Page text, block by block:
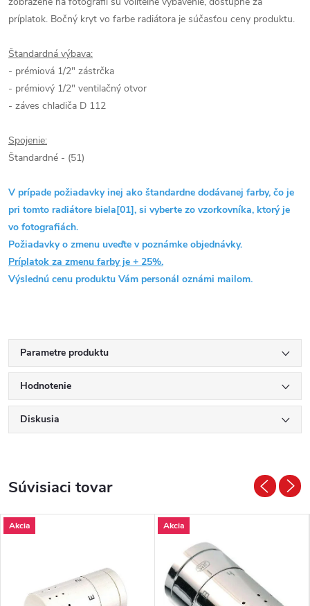
príplatok. Bočný kryt vo farbe radiátora je súčasťou ceny produktu.
Štandardná výbava:
- prémiová 1/2" zástrčka
- prémiový 1/2" ventilačný otvor
- záves chladiča D 112
Spojenie:
Štandardné - (51)
V prípade požiadavky inej ako štandardne dodávanej farby, čo je
pri tomto radiátore biela[01], si vyberte zo vzorkovníka, ktorý je
vo fotografiách.
Požiadavky o zmenu uveďte v poznámke objednávky.
Príplatok za zmenu farby je + 25%.
Výslednú cenu produktu Vám personál oznámi mailom.
Parametre produktu
Hodnotenie
Diskusia
Súvisiaci tovar
Akcia Akcia